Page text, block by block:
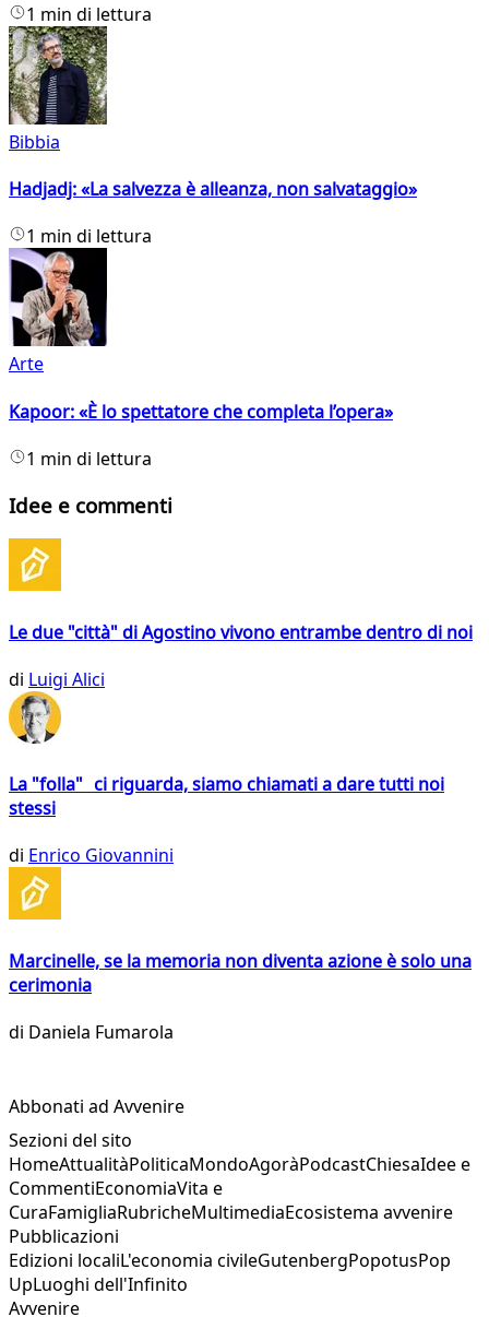
1 min di lettura
Bibbia
Hadjadj: «La salvezza è alleanza, non salvataggio»
1 min di lettura
Arte
Kapoor: «È lo spettatore che completa l’opera»
1 min di lettura
Idee e commenti
Le due "città" di Agostino vivono entrambe dentro di noi
di Luigi Alici
La "folla" ci riguarda, siamo chiamati a dare tutti noi
stessi
di Enrico Giovannini
Marcinelle, se la memoria non diventa azione è solo una
cerimonia
di Daniela Fumarola
Abbonati ad Avvenire
Sezioni del sito
HomeAttualitàPoliticaMondoAgoràPodcastChiesaIdee e
CommentiEconomiaVita e
CuraFamigliaRubricheMultimediaEcosistema avvenire
Pubblicazioni
Edizioni localiL'economia civileGutenbergPopotusPop
UpLuoghi dell'Infinito
Avvenire